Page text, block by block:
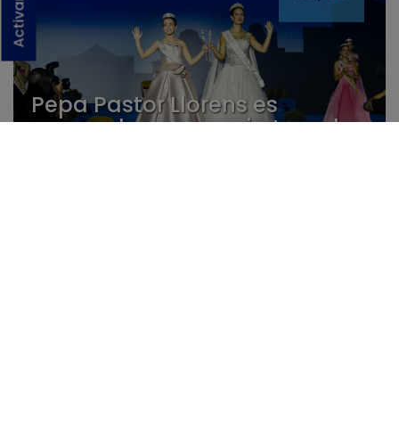
Pepa Pastor Llorens es
coronada y se convierte en la